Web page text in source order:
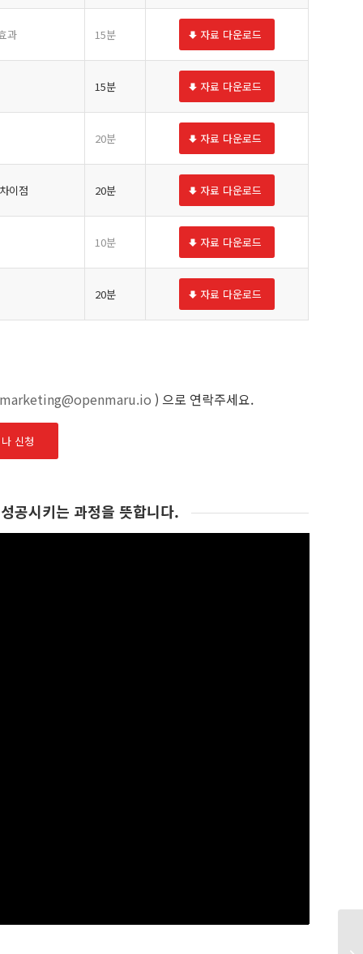
과 15분 자료 다운로드
15분 자료 다운로드
20분 자료 다운로드
이점 20분 자료 다운로드
10분 자료 다운로드
20분 자료 다운로드
marketing@openmaru.io ) 으로 연락주세요.
신청
공시키는 과정을 뜻합니다.